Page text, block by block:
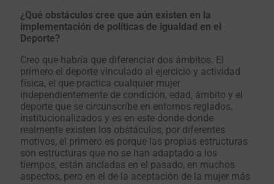
¿Qué obstáculos cree que aún existen en la
implementación de políticas de igualdad en el
Deporte?
Creo que habría que diferenciar dos ámbitos. El
primero el deporte vinculado al ejercicio y actividad
física, el que practica cualquier mujer
independientemente de condición, edad, ámbito y el
deporte que se circunscribe en entornos reglados,
institucionalizados y es en este donde donde
realmente existen los obstáculos, por diferentes
motivos, el primero es porque las propias estructuras
son estructuras que no se han adaptado a los
tiempos, están ancladas en el pasado, en muchos
aspectos, pero en el de la aceptación de la mujer más